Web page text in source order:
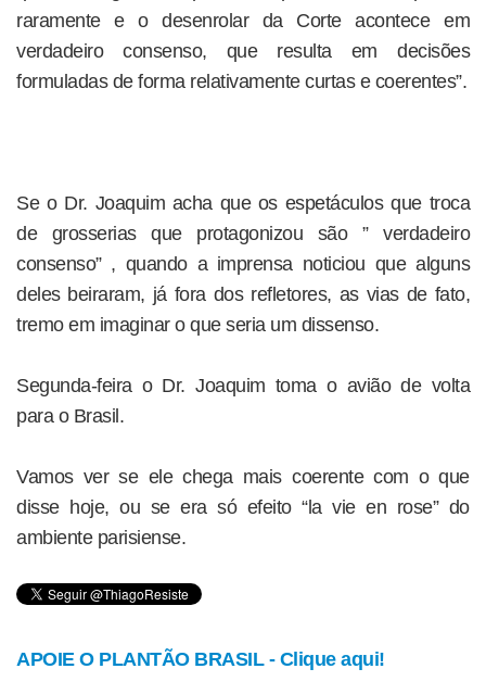
raramente e o desenrolar da Corte acontece em
verdadeiro consenso, que resulta em decisões
formuladas de forma relativamente curtas e coerentes”.
Se o Dr. Joaquim acha que os espetáculos que troca
de grosserias que protagonizou são ” verdadeiro
consenso” , quando a imprensa noticiou que alguns
deles beiraram, já fora dos refletores, as vias de fato,
tremo em imaginar o que seria um dissenso.
Segunda-feira o Dr. Joaquim toma o avião de volta
para o Brasil.
Vamos ver se ele chega mais coerente com o que
disse hoje, ou se era só efeito “la vie en rose” do
ambiente parisiense.
APOIE O PLANTÃO BRASIL - Clique aqui!